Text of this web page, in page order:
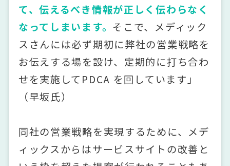
て、伝えるべき情報が正しく伝わらなく
なってしまいます。 そこで、メディック
スさんには必ず期初に弊社の営業戦略を
お伝えする場を設け、定期的に打ち合わ
せを実施してPDCA を回しています」
（早坂氏）
同社の営業戦略を実現するために、メデ
ィックスからはサービスサイトの改善と